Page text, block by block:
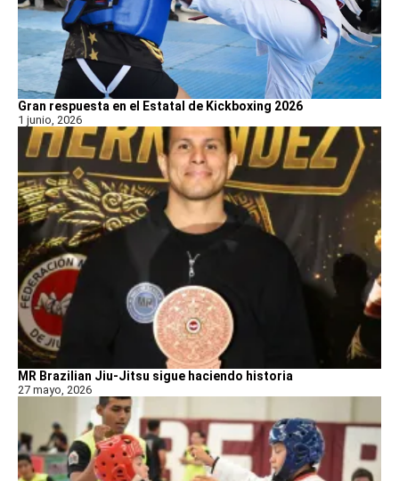
Gran respuesta en el Estatal de Kickboxing 2026
1 junio, 2026
MR Brazilian Jiu-Jitsu sigue haciendo historia
27 mayo, 2026